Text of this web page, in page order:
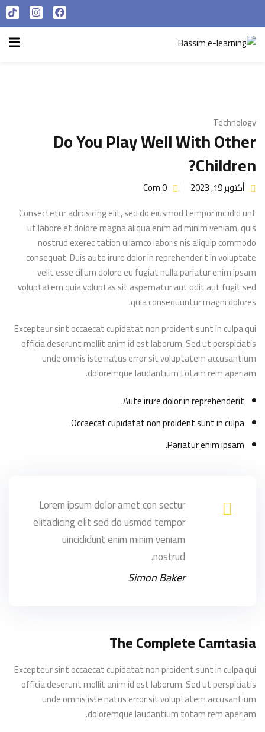
Technology
Do You Play Well With Other
Children?
أكتوبر 19, 2023
Com 0
Consectetur adipisicing elit, sed do eiusmod tempor inc idid unt
ut labore et dolore magna aliqua enim ad minim veniam, quis
nostrud exerec tation ullamco laboris nis aliquip commodo
consequat. Duis aute irure dolor in reprehenderit in voluptate
velit esse cillum dolore eu fugiat nulla pariatur enim ipsam
voluptatem quia voluptas sit aspernatur aut odit aut fugit sed
quia consequuntur magni dolores.
Excepteur sint occaecat cupidatat non proident sunt in culpa qui
officia deserunt mollit anim id est laborum. Sed ut perspiciatis
unde omnis iste natus error sit voluptatem accusantium
doloremque laudantium totam rem aperiam.
Aute irure dolor in reprehenderit.
Occaecat cupidatat non proident sunt in culpa.
Pariatur enim ipsam.
Lorem ipsum dolor amet con sectur
elitadicing elit sed do usmod tempor
uincididunt enim minim veniam
nostrud.
Simon Baker
The Complete Camtasia
Excepteur sint occaecat cupidatat non proident sunt in culpa qui
officia deserunt mollit anim id est laborum. Sed ut perspiciatis
unde omnis iste natus error sit voluptatem accusantium
doloremque laudantium totam rem aperiam.
تسجيل الدخول التسجيل الآن
التسجيل الآن
ليس لديك حساب ؟